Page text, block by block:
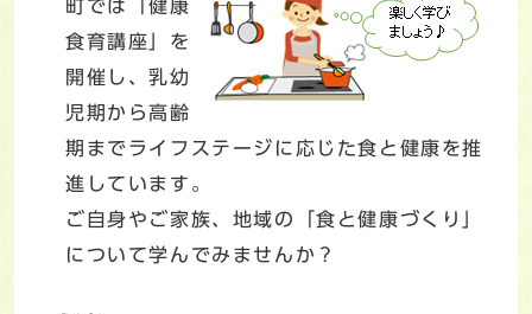
町では「健康
食育講座」を
開催し、乳幼
児期から高齢
期までライフステージに応じた食と健康を推
進しています。
ご自身やご家族、地域の「食と健康づくり」
について学んでみませんか？